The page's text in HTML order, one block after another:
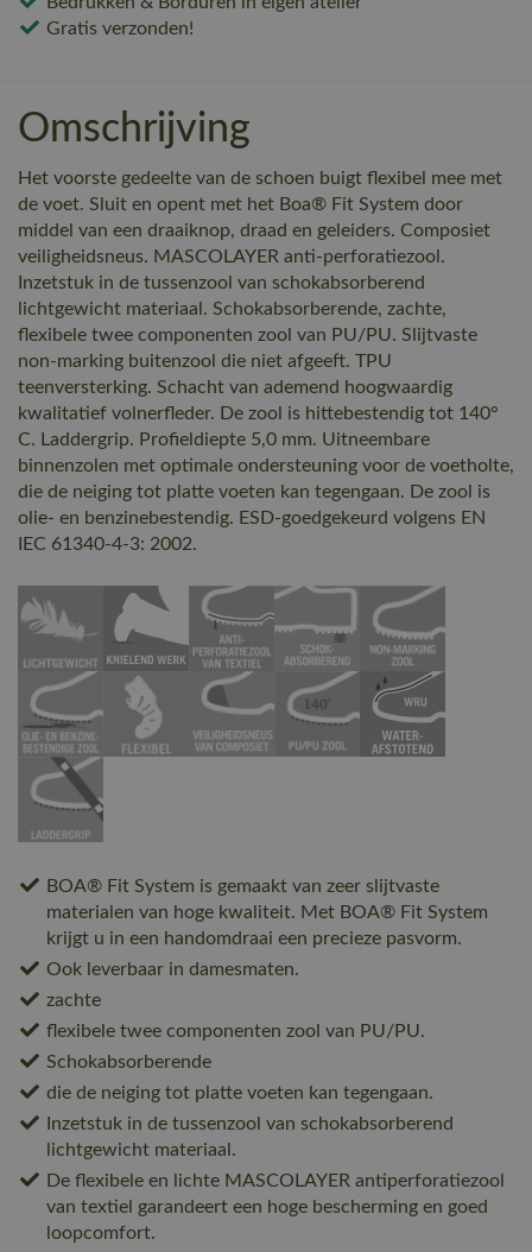
Gratis verzonden!
Omschrijving
Het voorste gedeelte van de schoen buigt flexibel mee met
de voet. Sluit en opent met het Boa® Fit System door
middel van een draaiknop, draad en geleiders. Composiet
veiligheidsneus. MASCOLAYER anti-perforatiezool.
Inzetstuk in de tussenzool van schokabsorberend
lichtgewicht materiaal. Schokabsorberende, zachte,
flexibele twee componenten zool van PU/PU. Slijtvaste
non-marking buitenzool die niet afgeeft. TPU
teenversterking. Schacht van ademend hoogwaardig
kwalitatief volnerfleder. De zool is hittebestendig tot 140°
C. Laddergrip. Profieldiepte 5,0 mm. Uitneembare
binnenzolen met optimale ondersteuning voor de voetholte,
die de neiging tot platte voeten kan tegengaan. De zool is
olie- en benzinebestendig. ESD-goedgekeurd volgens EN
IEC 61340-4-3: 2002.
BOA® Fit System is gemaakt van zeer slijtvaste
materialen van hoge kwaliteit. Met BOA® Fit System
krijgt u in een handomdraai een precieze pasvorm.
Ook leverbaar in damesmaten.
zachte
flexibele twee componenten zool van PU/PU.
Schokabsorberende
die de neiging tot platte voeten kan tegengaan.
Inzetstuk in de tussenzool van schokabsorberend
lichtgewicht materiaal.
De flexibele en lichte MASCOLAYER antiperforatiezool
van textiel garandeert een hoge bescherming en goed
loopcomfort.